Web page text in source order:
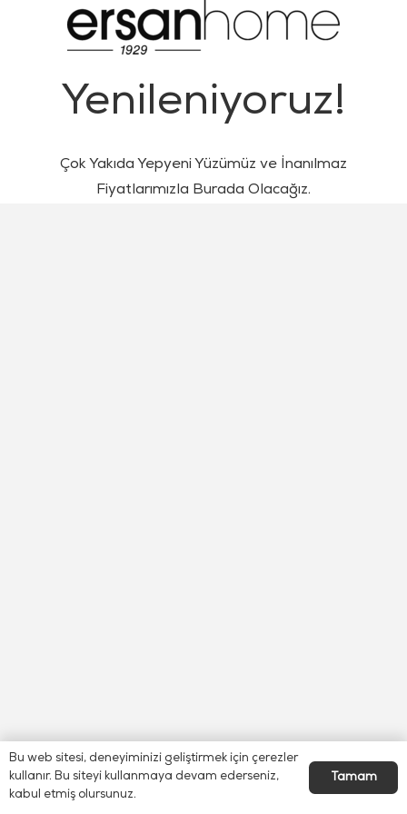
Yenileniyoruz!
Çok Yakıda Yepyeni Yüzümüz ve İnanılmaz
Fiyatlarımızla Burada Olacağız.
Bu web sitesi, deneyiminizi geliştirmek için çerezler
kullanır. Bu siteyi kullanmaya devam ederseniz,
kabul etmiş olursunuz.
Tamam